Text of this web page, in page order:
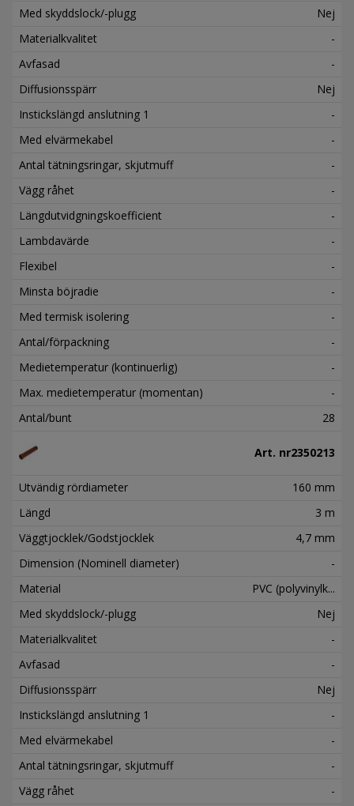
Med skyddslock/-plugg
Nej
Materialkvalitet
-
Avfasad
-
Diffusionsspärr
Nej
Instickslängd anslutning 1
-
Med elvärmekabel
-
Antal tätningsringar, skjutmuff
-
Vägg råhet
-
Längdutvidgningskoefficient
-
Lambdavärde
-
Flexibel
-
Minsta böjradie
-
Med termisk isolering
-
Antal/förpackning
-
Medietemperatur (kontinuerlig)
-
Max. medietemperatur (momentan)
-
Antal/bunt
28
Art. nr2350213
Utvändig rördiameter
160 mm
Längd
3 m
Väggtjocklek/Godstjocklek
4,7 mm
Dimension (Nominell diameter)
-
Material
PVC (polyvinylk...
Med skyddslock/-plugg
Nej
Materialkvalitet
-
Avfasad
-
Diffusionsspärr
Nej
Instickslängd anslutning 1
-
Med elvärmekabel
-
Antal tätningsringar, skjutmuff
-
Vägg råhet
-